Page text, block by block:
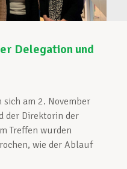
Delegation und
sich am 2. November
der Direktorin der
Treffen wurden
wie der Ablauf